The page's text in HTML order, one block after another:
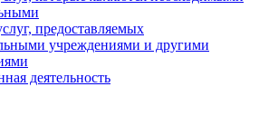
предоставляемых
учреждениями и другими
деятельность